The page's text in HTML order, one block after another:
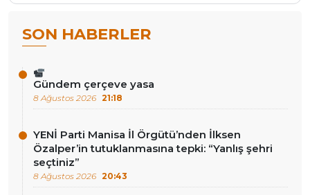
SON HABERLER
Gündem çerçeve yasa
8 Ağustos 2026 21:18
YENİ Parti Manisa İl Örgütü’nden İlksen
Özalper’in tutuklanmasına tepki: “Yanlış şehri
seçtiniz”
8 Ağustos 2026 20:43